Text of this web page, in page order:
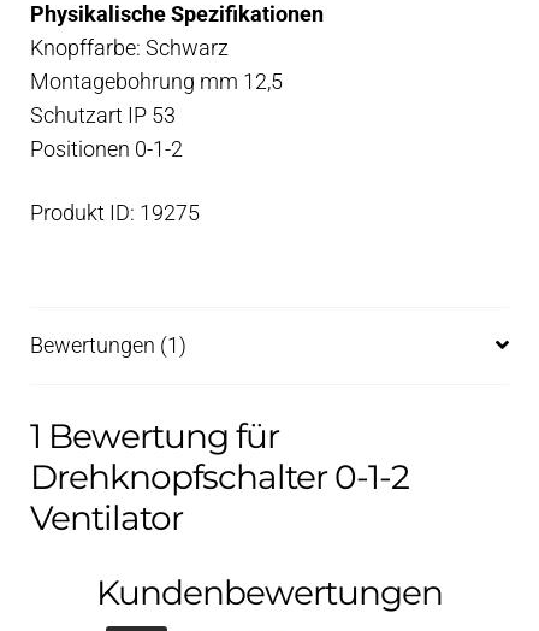
Physikalische Spezifikationen
Knopffarbe: Schwarz
Montagebohrung mm 12,5
Schutzart IP 53
Positionen 0-1-2
Produkt ID: 19275
Bewertungen (1)
1 Bewertung für
Drehknopfschalter 0-1-2
Ventilator
Kundenbewertungen